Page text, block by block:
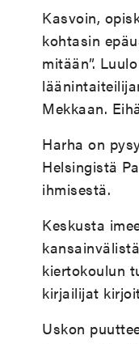
Kasvoin,
kohtasin
mitään”.
Mekkaan.
Harha on
Helsingistä
ihmisestä.
Keskusta
kiertokoulun
kirjailijat
Uskon